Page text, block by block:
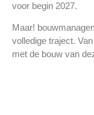
voor begin 2027.
Maar!
volledige traject.
met de bouw van